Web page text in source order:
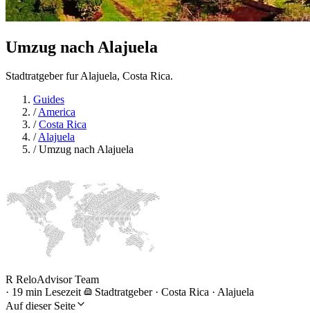
Umzug nach Alajuela
Stadtratgeber fur Alajuela, Costa Rica.
Guides
/America
/Costa Rica
/Alajuela
/Umzug nach Alajuela
R ReloAdvisor Team
· 19 min Lesezeit Stadtratgeber · Costa Rica · Alajuela
Auf dieser Seite